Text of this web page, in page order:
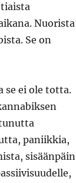
Nuorista
Se on
se ei ole totta.
paniikkia,
sisäänpäin